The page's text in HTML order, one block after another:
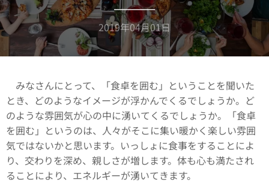
2019年04月01日
みなさんにとって、「食卓を囲む」ということを聞いた
とき、どのようなイメージが浮かんでくるでしょうか。ど
のような雰囲気が心の中に湧いてくるでしょうか。「食卓
を囲む」というのは、人々がそこに集い暖かく楽しい雰囲
気ではないかと思います。いっしょに食事をすることによ
り、交わりを深め、親しさが増します。体も心も満たされ
ることにより、エネルギーが湧いてきます。